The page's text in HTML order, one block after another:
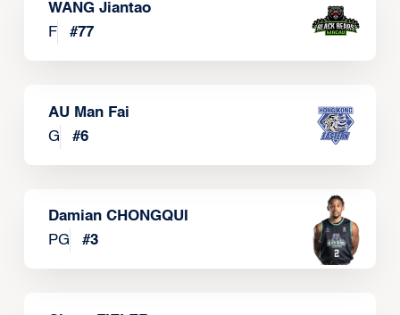
WANG Jiantao
F
#77
AU Man Fai
G
#6
Damian CHONGQUI
PG
#3